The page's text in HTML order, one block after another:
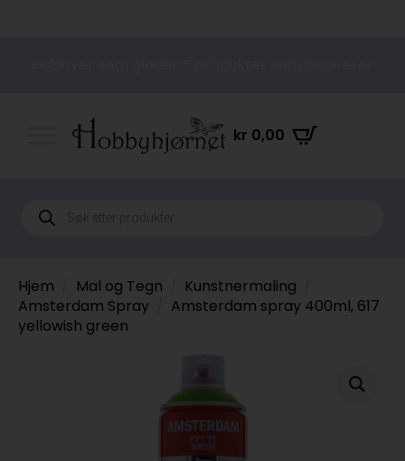
kr 0,00
Products
search
Hjem Mal og Tegn
Kunstnermaling
Amsterdam Spray
Amsterdam spray 400ml, 617
yellowish green